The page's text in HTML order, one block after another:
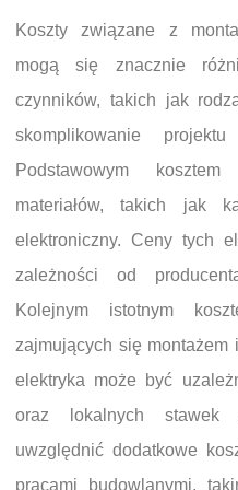
Koszty związane z
mogą się znacznie
czynników, takich jak
skomplikowanie
Podstawowym
materiałów, takich jak
elektroniczny. Ceny tych
zależności od
Kolejnym istotnym
zajmujących się
elektryka może być
oraz lokalnych stawek
uwzględnić dodatkowe
pracami budowlanymi,